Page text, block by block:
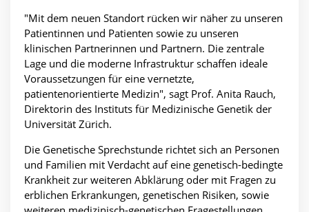
"Mit dem neuen Standort rücken wir näher zu unseren
Patientinnen und Patienten sowie zu unseren
klinischen Partnerinnen und Partnern. Die zentrale
Lage und die moderne Infrastruktur schaffen ideale
Voraussetzungen für eine vernetzte,
patientenorientierte Medizin", sagt Prof. Anita Rauch,
Direktorin des Instituts für Medizinische Genetik der
Universität Zürich.
Die Genetische Sprechstunde richtet sich an Personen
und Familien mit Verdacht auf eine genetisch-bedingte
Krankheit zur weiteren Abklärung oder mit Fragen zu
erblichen Erkrankungen, genetischen Risiken, sowie